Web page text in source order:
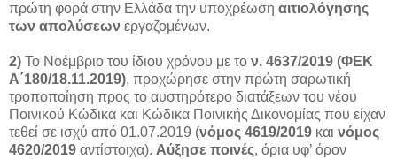
πρώτη φορά στην Ελλάδα την υποχρέωση αιτιολόγησης
των απολύσεων εργαζομένων.
2) Το Νοέμβριο του ίδιου χρόνου με το ν. 4637/2019 (ΦΕΚ
Α΄180/18.11.2019), προχώρησε στην πρώτη σαρωτική
τροποποίηση προς το αυστηρότερο διατάξεων του νέου
Ποινικού Κώδικα και Κώδικα Ποινικής Δικονομίας που είχαν
τεθεί σε ισχύ από 01.07.2019 (νόμος 4619/2019 και νόμος
4620/2019 αντίστοιχα). Αύξησε ποινές, όρια υφ’ όρον